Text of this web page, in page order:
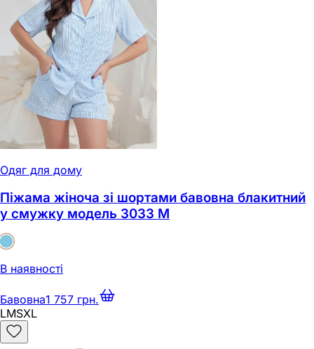
Одяг для дому
Піжама жіноча зі шортами бавовна блакитний
у смужку модель 3033 M
В наявності
Бавовна1 757 грн.
LMSXL